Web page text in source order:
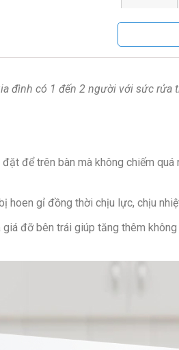
nước:
Chức
đình có 1 đến 2 người với sức
để trên bàn mà không chiếm
gỉ đồng thời chịu lực, chịu
đỡ bên trái giúp tăng thêm